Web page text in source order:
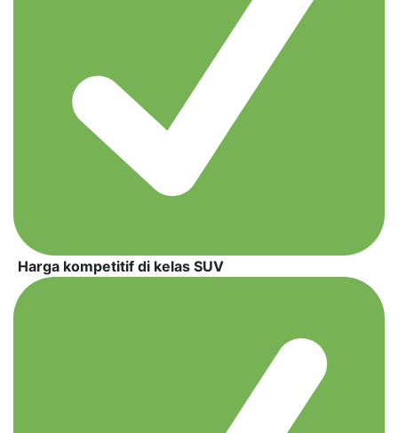
Harga kompetitif di kelas SUV